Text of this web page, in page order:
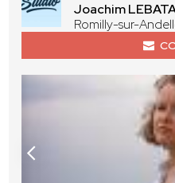
Joachim
Romilly-sur-